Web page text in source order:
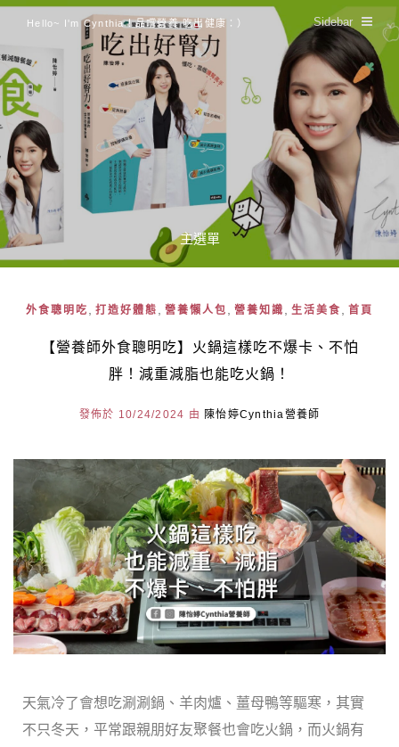
Hello~ I'm Cynthia！品嚐營養 吃出健康：） Sidebar
主選單
外食聰明吃 打造好體態 營養懶人包 營養知識 生活美食 首頁
【營養師外食聰明吃】火鍋這樣吃不爆卡、不怕
胖！減重減脂也能吃火鍋！
發佈於 10/24/2024 由 陳怡婷Cynthia營養師
天氣冷了會想吃涮涮鍋、羊肉爐、薑母鴨等驅寒，其實
不只冬天，平常跟親朋好友聚餐也會吃火鍋，而火鍋有